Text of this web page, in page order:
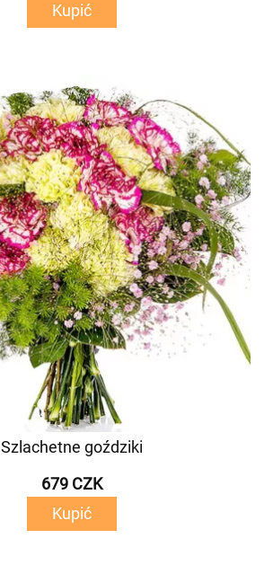
Kupić
Szlachetne goździki
679 CZK
Kupić